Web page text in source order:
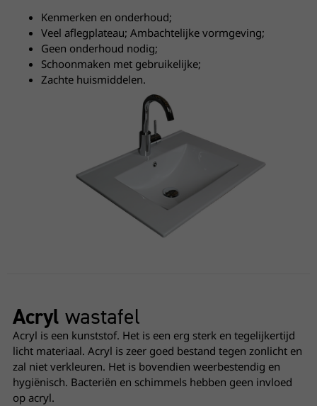
Kenmerken en onderhoud;
Veel aflegplateau; Ambachtelijke vormgeving;
Geen onderhoud nodig;
Schoonmaken met gebruikelijke;
Zachte huismiddelen.
Acryl wastafel
Acryl is een kunststof. Het is een erg sterk en tegelijkertijd
licht materiaal. Acryl is zeer goed bestand tegen zonlicht en
zal niet verkleuren. Het is bovendien weerbestendig en
hygiënisch. Bacteriën en schimmels hebben geen invloed
op acryl.